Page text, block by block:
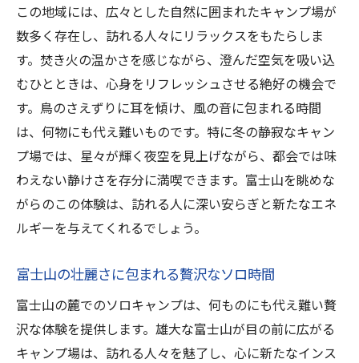
この地域には、広々とした自然に囲まれたキャンプ場が
数多く存在し、訪れる人々にリラックスをもたらしま
す。焚き火の温かさを感じながら、澄んだ空気を吸い込
むひとときは、心身をリフレッシュさせる絶好の機会で
す。鳥のさえずりに耳を傾け、風の音に包まれる時間
は、何物にも代え難いものです。特に冬の静寂なキャン
プ場では、星々が輝く夜空を見上げながら、都会では味
わえない静けさを存分に満喫できます。富士山を眺めな
がらのこの体験は、訪れる人に深い安らぎと新たなエネ
ルギーを与えてくれるでしょう。
富士山の壮麗さに包まれる贅沢なソロ時間
富士山の麓でのソロキャンプは、何ものにも代え難い贅
沢な体験を提供します。雄大な富士山が目の前に広がる
キャンプ場は、訪れる人々を魅了し、心に新たなインス